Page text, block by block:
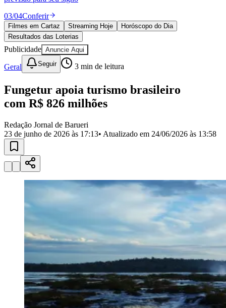
Publicidade Legal
Política
Eleições
Esportes
Saúde
Segurança
Cultura
Meio Ambiente
Obras
Educação
Bairros de Barueri
Selecione sua regiãoPara notícias da sua região
AldeiaAldeia da Serra
Belval
RegiãoCotia Cruz PretaEngenho NovoFazenda
JandiraJardim Audir Jardim BelvalJardim
Califórnia Jardim dos Altos Jardim dos CamargosJardim
Jardim ItaquitiJardim
Jardim Maria CristinaJardim Maria Helena Jardim
Mutinga Jardim Paraíso Jardim PaulistaJardim Reginalice
Jardim São
Jardim São PedroJardim São SilvestreJardim SilveiraJardim
Jardim TupanciMutinga Nova AldeinhaOsasco
Parque dos
Parque Santa LuziaParque VianaPirapora
do Bom JesusRecanto Phrynéa
ParnaíbaSilveiraTamboréVale do SolVila BarrosVila Boa VistaVila
do CondeVila Engenho NovoVila MárciaVila Nossa Sra. da
EscadaVila PortoVotupoca
Para Sua Empresa
03/04Conferir
Filmes em Cartaz Streaming Hoje
Horóscopo do Dia
Resultados das Loterias
Publicidade Anuncie Aqui
Geral Seguir 3 min de leitura
Fungetur apoia turismo brasileiro
com R$ 826 milhões
Redação Jornal de Barueri
23 de junho de 2026 às 17:13• Atualizado em 24/06/2026 às 13:58